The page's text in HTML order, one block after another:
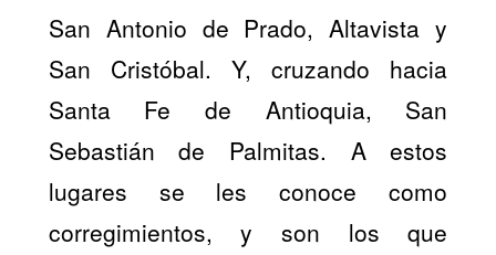
San Antonio de Prado, Altavista y
San Cristóbal. Y, cruzando hacia
Santa Fe de Antioquia, San
Sebastián de Palmitas. A estos
lugares se les conoce como
corregimientos, y son los que